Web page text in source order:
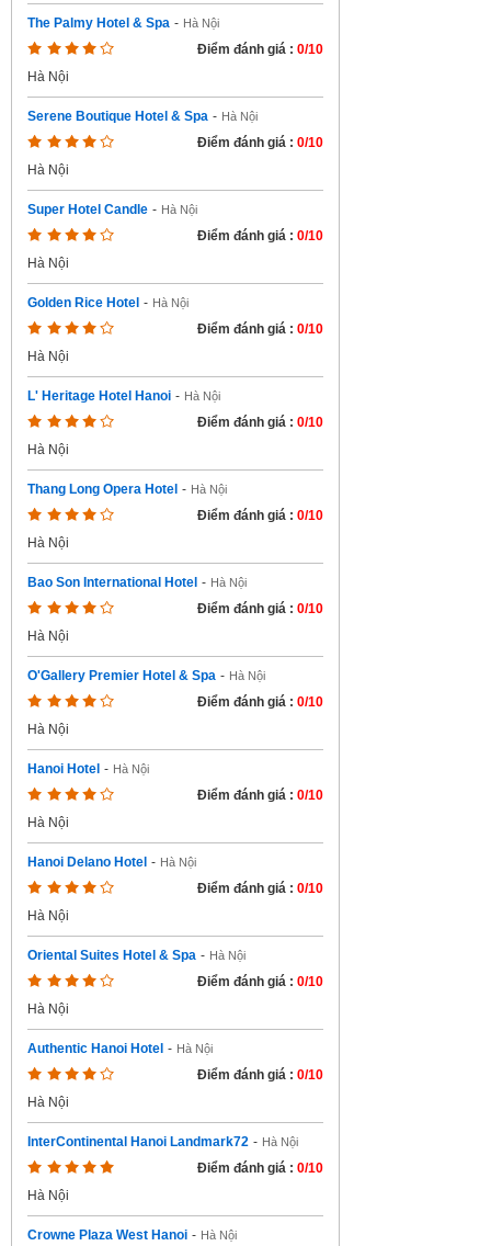
The Palmy Hotel & Spa - Hà Nội
Điểm đánh giá : 0/10
Hà Nội
Serene Boutique Hotel & Spa - Hà Nội
Điểm đánh giá : 0/10
Hà Nội
Super Hotel Candle - Hà Nội
Điểm đánh giá : 0/10
Hà Nội
Golden Rice Hotel - Hà Nội
Điểm đánh giá : 0/10
Hà Nội
L' Heritage Hotel Hanoi - Hà Nội
Điểm đánh giá : 0/10
Hà Nội
Thang Long Opera Hotel - Hà Nội
Điểm đánh giá : 0/10
Hà Nội
Bao Son International Hotel - Hà Nội
Điểm đánh giá : 0/10
Hà Nội
O'Gallery Premier Hotel & Spa - Hà Nội
Điểm đánh giá : 0/10
Hà Nội
Hanoi Hotel - Hà Nội
Điểm đánh giá : 0/10
Hà Nội
Hanoi Delano Hotel - Hà Nội
Điểm đánh giá : 0/10
Hà Nội
Oriental Suites Hotel & Spa - Hà Nội
Điểm đánh giá : 0/10
Hà Nội
Authentic Hanoi Hotel - Hà Nội
Điểm đánh giá : 0/10
Hà Nội
InterContinental Hanoi Landmark72 - Hà Nội
Điểm đánh giá : 0/10
Hà Nội
Crowne Plaza West Hanoi - Hà Nội